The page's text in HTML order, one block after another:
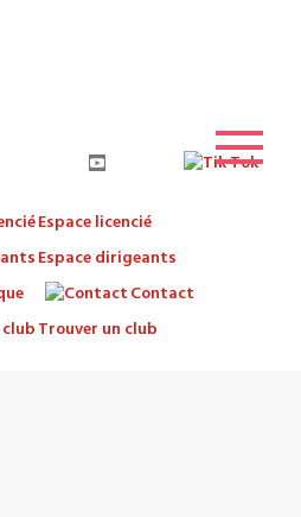
Espace licencié
Espace dirigeants
Contact
Trouver un club